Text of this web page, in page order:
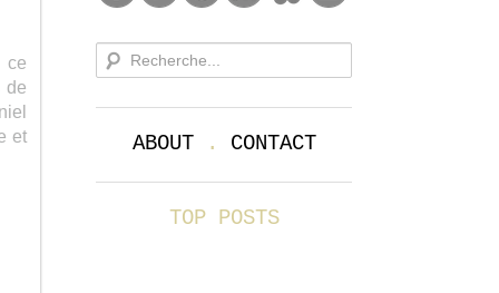
ce
de
et
ABOUT. CONTACT
TOP POSTS